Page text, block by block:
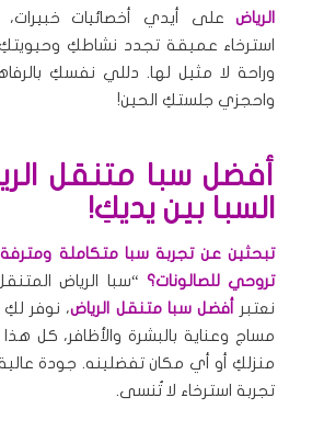
الرياضعلى أيدي أخصائيات
استرخاء عميقة تجدد نشاطكِ
وراحة لا مثيل لها. دللي نفسكِ
واحجزي جلستكِ الحين!
أفضل سبا متنقل
السبا بين يديكِ!
تبحثين عن تجربة سبا متكاملة
تروحي للصالونات؟ “سبا الرياض
نعتبر
أفضل سبا متنقل الرياض، نوفر
مساج وعناية بالبشرة والأظافر، كل
منزلكِ أو أي مكان تفضلينه. جودة
تجربة استرخاء لا تُنسى.